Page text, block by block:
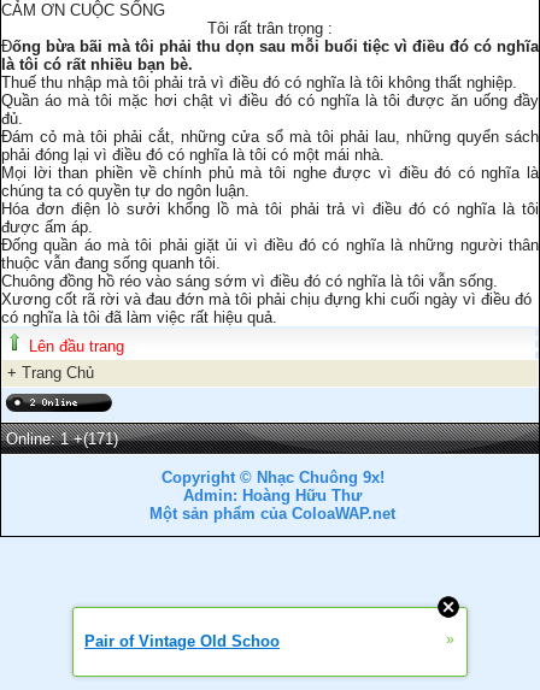
CẢM ƠN CUỘC SỐNG
Tôi rất trân trọng :
Đống bừa bãi mà tôi phải thu dọn sau mỗi buổi tiệc vì điều đó có nghĩa
là tôi có rất nhiều bạn bè.
Thuế thu nhập mà tôi phải trả vì điều đó có nghĩa là tôi không thất nghiệp.
Quần áo mà tôi mặc hơi chật vì điều đó có nghĩa là tôi được ăn uống đầy
đủ.
Đám cỏ mà tôi phải cắt, những cửa sổ mà tôi phải lau, những quyển sách
phải đóng lại vì điều đó có nghĩa là tôi có một mái nhà.
Mọi lời than phiền về chính phủ mà tôi nghe được vì điều đó có nghĩa là
chúng ta có quyền tự do ngôn luận.
Hóa đơn điện lò sưởi khổng lồ mà tôi phải trả vì điều đó có nghĩa là tôi
được ấm áp.
Đống quần áo mà tôi phải giặt ủi vì điều đó có nghĩa là những người thân
thuộc vẫn đang sống quanh tôi.
Chuông đồng hồ réo vào sáng sớm vì điều đó có nghĩa là tôi vẫn sống.
Xương cốt rã rời và đau đớn mà tôi phải chịu đựng khi cuối ngày vì điều đó
có nghĩa là tôi đã làm việc rất hiệu quả.
Lên đầu trang
+ Trang Chủ
Online: 1+(171)
Copyright © Nhạc Chuông 9x!
Admin: Hoàng Hữu Thư
Một sản phẩm của ColoaWAP.net
Pair of Vintage Old Schoo »